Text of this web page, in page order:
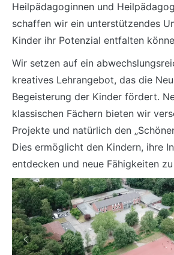
Heilpädagoginnen und
schaffen wir ein unterstützendes
Kinder ihr Potenzial entfalten
Wir setzen auf ein
kreatives Lehrangebot, das die
Begeisterung der Kinder fördert.
klassischen Fächern bieten wir
Projekte und natürlich den
Dies ermöglicht den Kindern, ihre
entdecken und neue Fähigkeiten